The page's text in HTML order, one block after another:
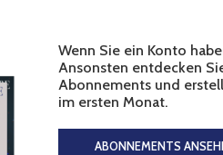
Wenn Sie ein Konto
Ansonsten entdecken
Abonnements und
im ersten Monat.
ABONNEMENTS